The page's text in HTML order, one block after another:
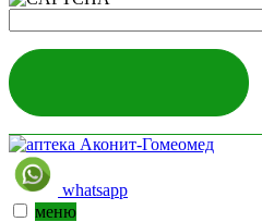
whatsapp
меню